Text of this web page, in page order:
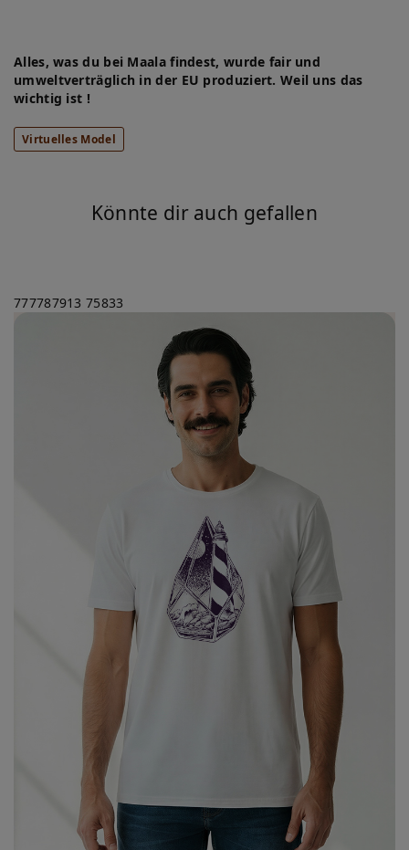
Alles, was du bei Maala findest, wurde fair und
umweltverträglich in der EU produziert. Weil uns das
wichtig ist !
Virtuelles Model
Könnte dir auch gefallen
777787913 75833